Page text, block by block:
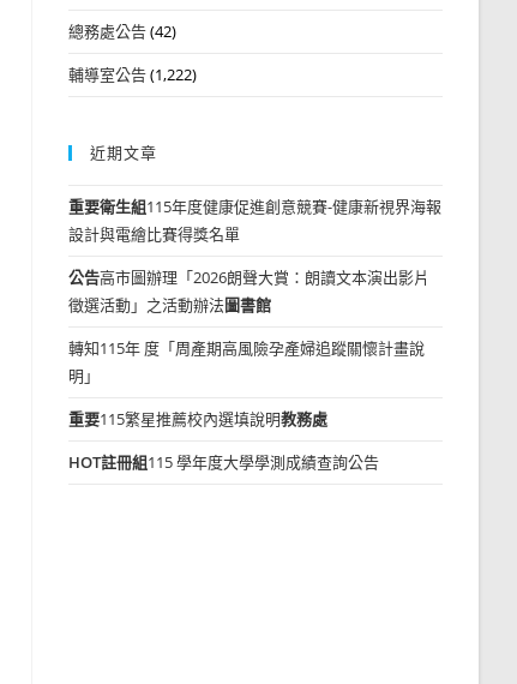
總務處公告(42)
輔導室公告(1,222)
近期文章
重要衛生組115年度健康促進創意競賽-健康新視界海報
設計與電繪比賽得獎名單
公告高市圖辦理「2026朗聲大賞：朗讀文本演出影片
徵選活動」之活動辦法圖書館
轉知115年 度「周產期高風險孕產婦追蹤關懷計畫說
明」
重要115繁星推薦校內選填說明教務處
HOT註冊組115 學年度大學學測成績查詢公告